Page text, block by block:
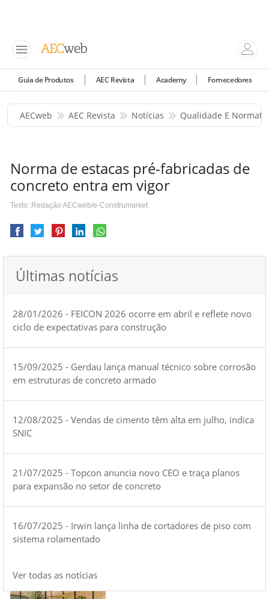
Guia de Produtos AEC Revista Academy Fornecedores
AECweb AEC Revista Notícias Qualidade E
Norma de estacas pré-fabricadas de
concreto entra em vigor
Texto: Redação AECweb/e-Construmarket
Últimas notícias
28/01/2026 - FEICON 2026 ocorre em abril e reflete novo
ciclo de expectativas para construção
15/09/2025 - Gerdau lança manual técnico sobre corrosão
em estruturas de concreto armado
12/08/2025 - Vendas de cimento têm alta em julho, indica
SNIC
21/07/2025 - Topcon anuncia novo CEO e traça planos
para expansão no setor de concreto
16/07/2025 - Irwin lança linha de cortadores de piso com
sistema rolamentado
Ver todas as notícias